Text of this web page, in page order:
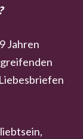
Jahren